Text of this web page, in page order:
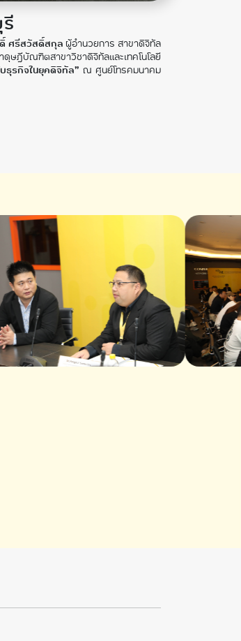
ศรีสวัสดิ์สกุล ผู้อำนวยการ สาขาดิจิทัล
ฎีบัณฑิตสาขาวิชาดิจิทัลและเทคโนโลยี
ธุรกิจในยุคดิจิทัล” ณ ศูนย์โทรคมนาคม